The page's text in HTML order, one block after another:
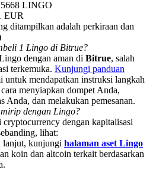
to Share 25000 USDT prize pool!
LINGO
EUR
ditampilkan adalah perkiraan dan
1 Lingo di Bitrue?
dengan aman di Bitrue, salah
terkemuka. Kunjungi panduan
untuk mendapatkan instruksi langkah
menyiapkan dompet Anda,
Anda, dan melakukan pemesanan.
dengan Lingo?
dengan kapitalisasi
lihat:
kunjungi halaman aset Lingo
koin dan altcoin terkait berdasarkan